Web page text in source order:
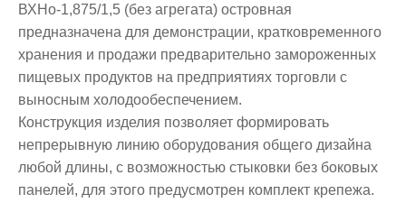
ВХНо-1,875/1,5 (без агрегата) островная
предназначена для демонстрации, кратковременного
хранения и продажи предварительно замороженных
пищевых продуктов на предприятиях торговли с
выносным холодообеспечением.
Конструкция изделия позволяет формировать
непрерывную линию оборудования общего дизайна
любой длины, с возможностью стыковки без боковых
панелей, для этого предусмотрен комплект крепежа.